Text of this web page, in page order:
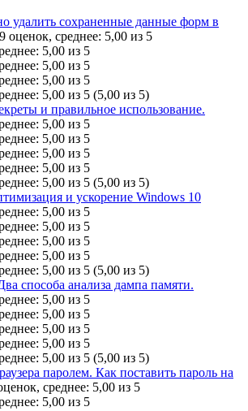
удалить сохраненные данные форм в
(5,00 из 5)
и правильное использование.
(5,00 из 5)
и ускорение Windows 10
(5,00 из 5)
способа анализа дампа памяти.
(5,00 из 5)
паролем. Как поставить пароль на